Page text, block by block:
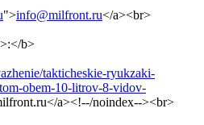
">info@milfront.ru</a><br>
b>
takticheskie-ryukzaki-
obem-10-litrov-8-vidov-
a><!--/noindex--><br>